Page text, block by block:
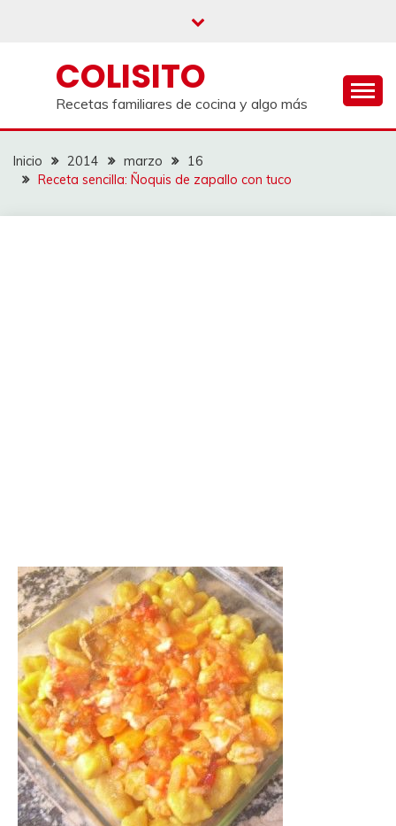
COLISITO
Recetas familiares de cocina y algo más
Inicio 2014 marzo
16
Receta sencilla: Ñoquis de zapallo con tuco